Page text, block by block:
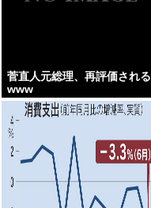
菅直人元総理、再評価される
www